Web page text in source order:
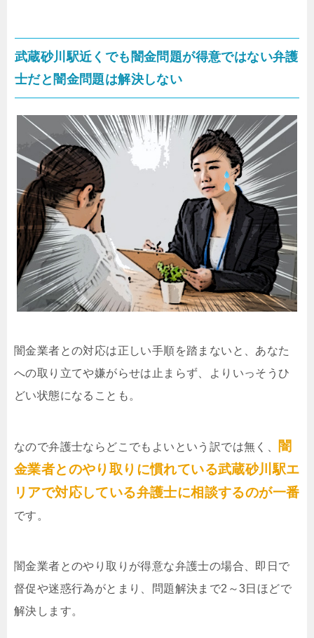
武蔵砂川駅近くでも闇金問題が得意ではない弁護
士だと闇金問題は解決しない
闇金業者との対応は正しい手順を踏まないと、あなた
への取り立てや嫌がらせは止まらず、よりいっそうひ
どい状態になることも。
なので弁護士ならどこでもよいという訳では無く、
闇
金業者とのやり取りに慣れている武蔵砂川駅エ
リアで対応している弁護士に相談するのが一番
です。
闇金業者とのやり取りが得意な弁護士の場合、即日で
督促や迷惑行為がとまり、問題解決まで2～3日ほどで
解決します。